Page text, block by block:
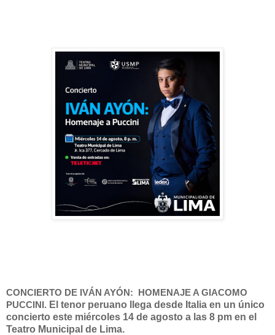
CONCIERTO DE IVÁN AYÓN: HOMENAJE A GIACOMO
PUCCINI. El tenor peruano llega desde Italia en un único
concierto este miércoles 14 de agosto a las 8 pm en el
Teatro Municipal de Lima.